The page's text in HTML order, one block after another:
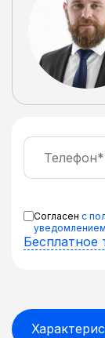
Согласен с
уведомлением
Бесплатное